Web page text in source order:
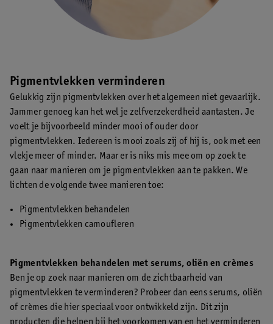
Pigmentvlekken verminderen
Gelukkig zijn pigmentvlekken over het algemeen niet gevaarlijk.
Jammer genoeg kan het wel je zelfverzekerdheid aantasten. Je
voelt je bijvoorbeeld minder mooi of ouder door
pigmentvlekken. Iedereen is mooi zoals zij of hij is, ook met een
vlekje meer of minder. Maar er is niks mis mee om op zoek te
gaan naar manieren om je pigmentvlekken aan te pakken. We
lichten de volgende twee manieren toe:
Pigmentvlekken behandelen
Pigmentvlekken camoufleren
Pigmentvlekken behandelen met serums, oliën en crèmes
Ben je op zoek naar manieren om de zichtbaarheid van
pigmentvlekken te verminderen? Probeer dan eens serums, oliën
of crèmes die hier speciaal voor ontwikkeld zijn. Dit zijn